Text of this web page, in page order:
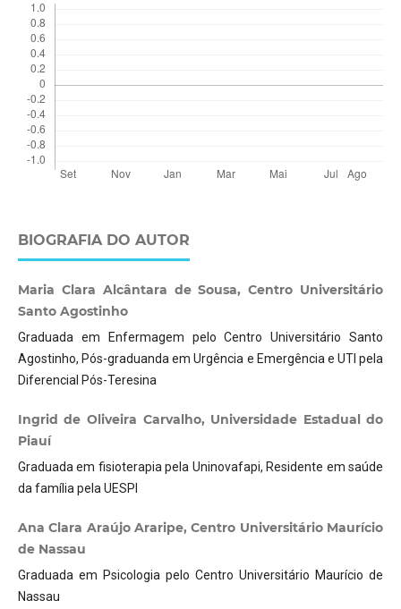
BIOGRAFIA DO AUTOR
Maria Clara Alcântara de Sousa, Centro Universitário
Santo Agostinho
Graduada em Enfermagem pelo Centro Universitário Santo
Agostinho, Pós-graduanda em Urgência e Emergência e UTI pela
Diferencial Pós-Teresina
Ingrid de Oliveira Carvalho, Universidade Estadual do
Piauí
Graduada em fisioterapia pela Uninovafapi, Residente em saúde
da família pela UESPI
Ana Clara Araújo Araripe, Centro Universitário Maurício
de Nassau
Graduada em Psicologia pelo Centro Universitário Maurício de
Nassau